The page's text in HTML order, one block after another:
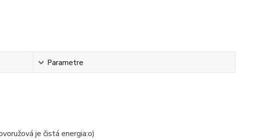
Parametre
je čistá energia:o)